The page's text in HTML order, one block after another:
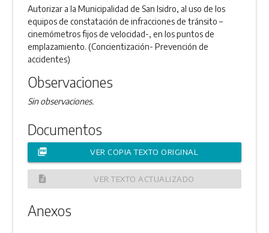
Autorizar a la Municipalidad de San Isidro, al uso de los
equipos de constatación de infracciones de tránsito –
cinemómetros fijos de velocidad-, en los puntos de
emplazamiento. (Concientización- Prevención de
accidentes)
Observaciones
Sin observaciones.
Documentos
picture_as_pdf VER COPIA TEXTO ORIGINAL
description VER TEXTO ACTUALIZADO
Anexos